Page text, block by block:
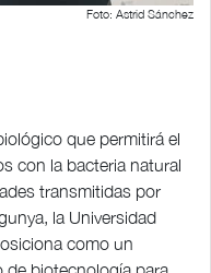
Foto: Astrid Sánchez
que permitirá el
con la bacteria natural
transmitidas por
la Universidad
como un